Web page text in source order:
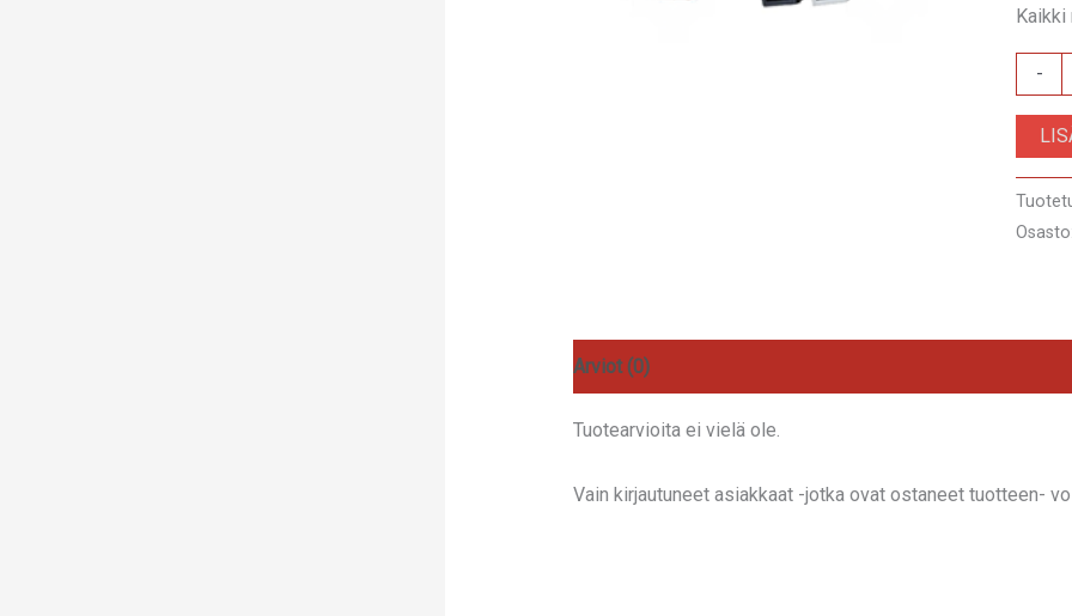
Kaikki
-
ZRS-
AS-
29B
määrä
Arviot (0)
Tuotearvioita ei vielä ole.
Vain kirjautuneet asiakkaat -jotka ovat ostaneet tuotteen-